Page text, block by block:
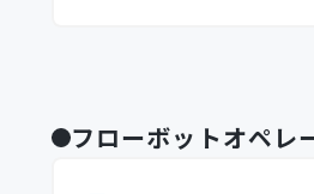
フローボットオペレ